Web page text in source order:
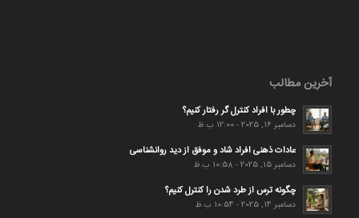
آخرین مطالب
چطور با افراد کنترل گر رفتار کنیم؟
دسامبر 16, 2025 - 12:00 ب.ظ
عادات ذهنی افراد شاد و موفق از دید روانشناسی
دسامبر 15, 2025 - 10:58 ب.ظ
چگونه ترس از طرد شدن را کنترل کنیم؟
دسامبر 14, 2025 - 10:54 ب.ظ